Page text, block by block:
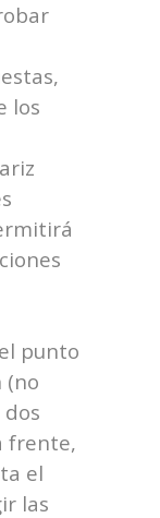
los
punto
(no
frente,
el
las